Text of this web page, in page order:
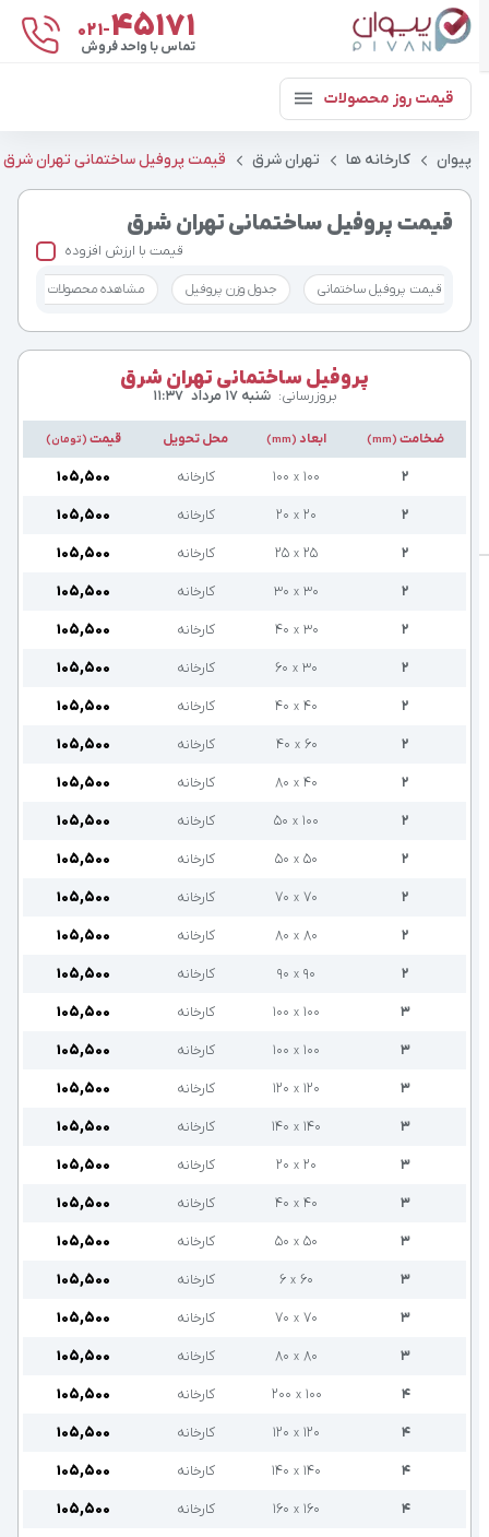
021-۴۵۱۷۱
تماس با واحد فروش
قیمت روز محصولات
پیوان کارخانه ها تهران شرق قیمت پروفیل ساختمانی تهران شرق
قیمت پروفیل ساختمانی تهران شرق
قیمت با ارزش افزوده
قیمت پروفیل ساختمانی جدول وزن پروفیل مشاهده محصولات کارخانه
پروفیل ساختمانی تهران شرق
بروزرسانی: شنبه ۱۷ مرداد ۱۱:۳۷
ضخامت(mm) ابعاد(mm) محل تحویل قیمت(تومان)
۱۰۰ x ۱۰۰ کارخانه ۱۰۵,۵۰۰
۲۰ x ۲۰ کارخانه ۱۰۵,۵۰۰
۲۵ x ۲۵ کارخانه ۱۰۵,۵۰۰
۳۰ x ۳۰ کارخانه ۱۰۵,۵۰۰
۳۰ x ۴۰ کارخانه ۱۰۵,۵۰۰
۳۰ x ۶۰ کارخانه ۱۰۵,۵۰۰
۴۰ x ۴۰ کارخانه ۱۰۵,۵۰۰
۶۰ x ۴۰ کارخانه ۱۰۵,۵۰۰
۴۰ x ۸۰ کارخانه ۱۰۵,۵۰۰
۱۰۰ x ۵۰ کارخانه ۱۰۵,۵۰۰
۵۰ x ۵۰ کارخانه ۱۰۵,۵۰۰
۷۰ x ۷۰ کارخانه ۱۰۵,۵۰۰
۸۰ x ۸۰ کارخانه ۱۰۵,۵۰۰
۹۰ x ۹۰ کارخانه ۱۰۵,۵۰۰
۱۰۰ x ۱۰۰ کارخانه ۱۰۵,۵۰۰
۱۰۰ x ۱۰۰ کارخانه ۱۰۵,۵۰۰
۱۲۰ x ۱۲۰ کارخانه ۱۰۵,۵۰۰
۱۴۰ x ۱۴۰ کارخانه ۱۰۵,۵۰۰
۲۰ x ۲۰ کارخانه ۱۰۵,۵۰۰
۴۰ x ۴۰ کارخانه ۱۰۵,۵۰۰
۵۰ x ۵۰ کارخانه ۱۰۵,۵۰۰
۶۰ x ۶ کارخانه ۱۰۵,۵۰۰
۷۰ x ۷۰ کارخانه ۱۰۵,۵۰۰
۸۰ x ۸۰ کارخانه ۱۰۵,۵۰۰
۱۰۰ x ۲۰۰ کارخانه ۱۰۵,۵۰۰
۱۲۰ x ۱۲۰ کارخانه ۱۰۵,۵۰۰
۱۴۰ x ۱۴۰ کارخانه ۱۰۵,۵۰۰
۱۶۰ x ۱۶۰ کارخانه ۱۰۵,۵۰۰